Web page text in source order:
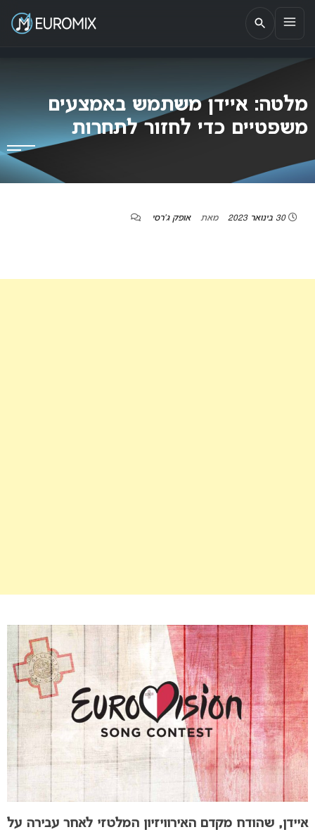
EUROMIX
אתר הבית של האירוויזיון בישראל
מלטה: איידן משתמש באמצעים
משפטיים כדי לחזור לתחרות
30 בינואר 2023 מאת אופק ג'רסי
איידן, שהודח מקדם האירוויזיון המלטזי לאחר עבירה על